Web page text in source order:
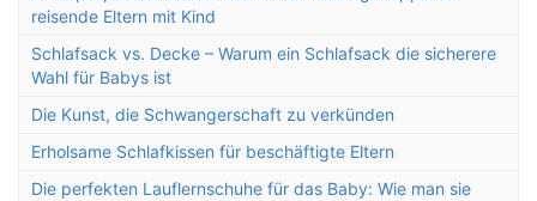
reisende Eltern mit Kind
Schlafsack vs. Decke – Warum ein Schlafsack die sicherere
Wahl für Babys ist
Die Kunst, die Schwangerschaft zu verkünden
Erholsame Schlafkissen für beschäftigte Eltern
Die perfekten Lauflernschuhe für das Baby: Wie man sie